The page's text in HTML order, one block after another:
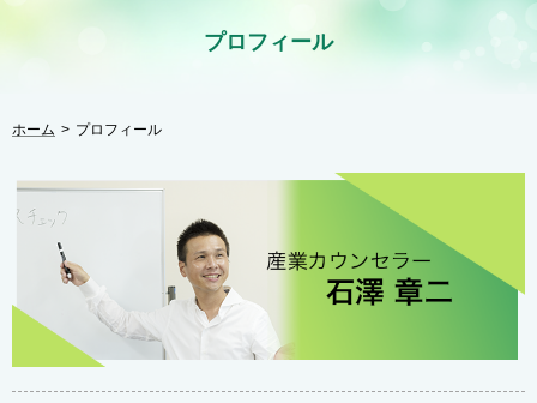
プロフィール
ホーム プロフィール